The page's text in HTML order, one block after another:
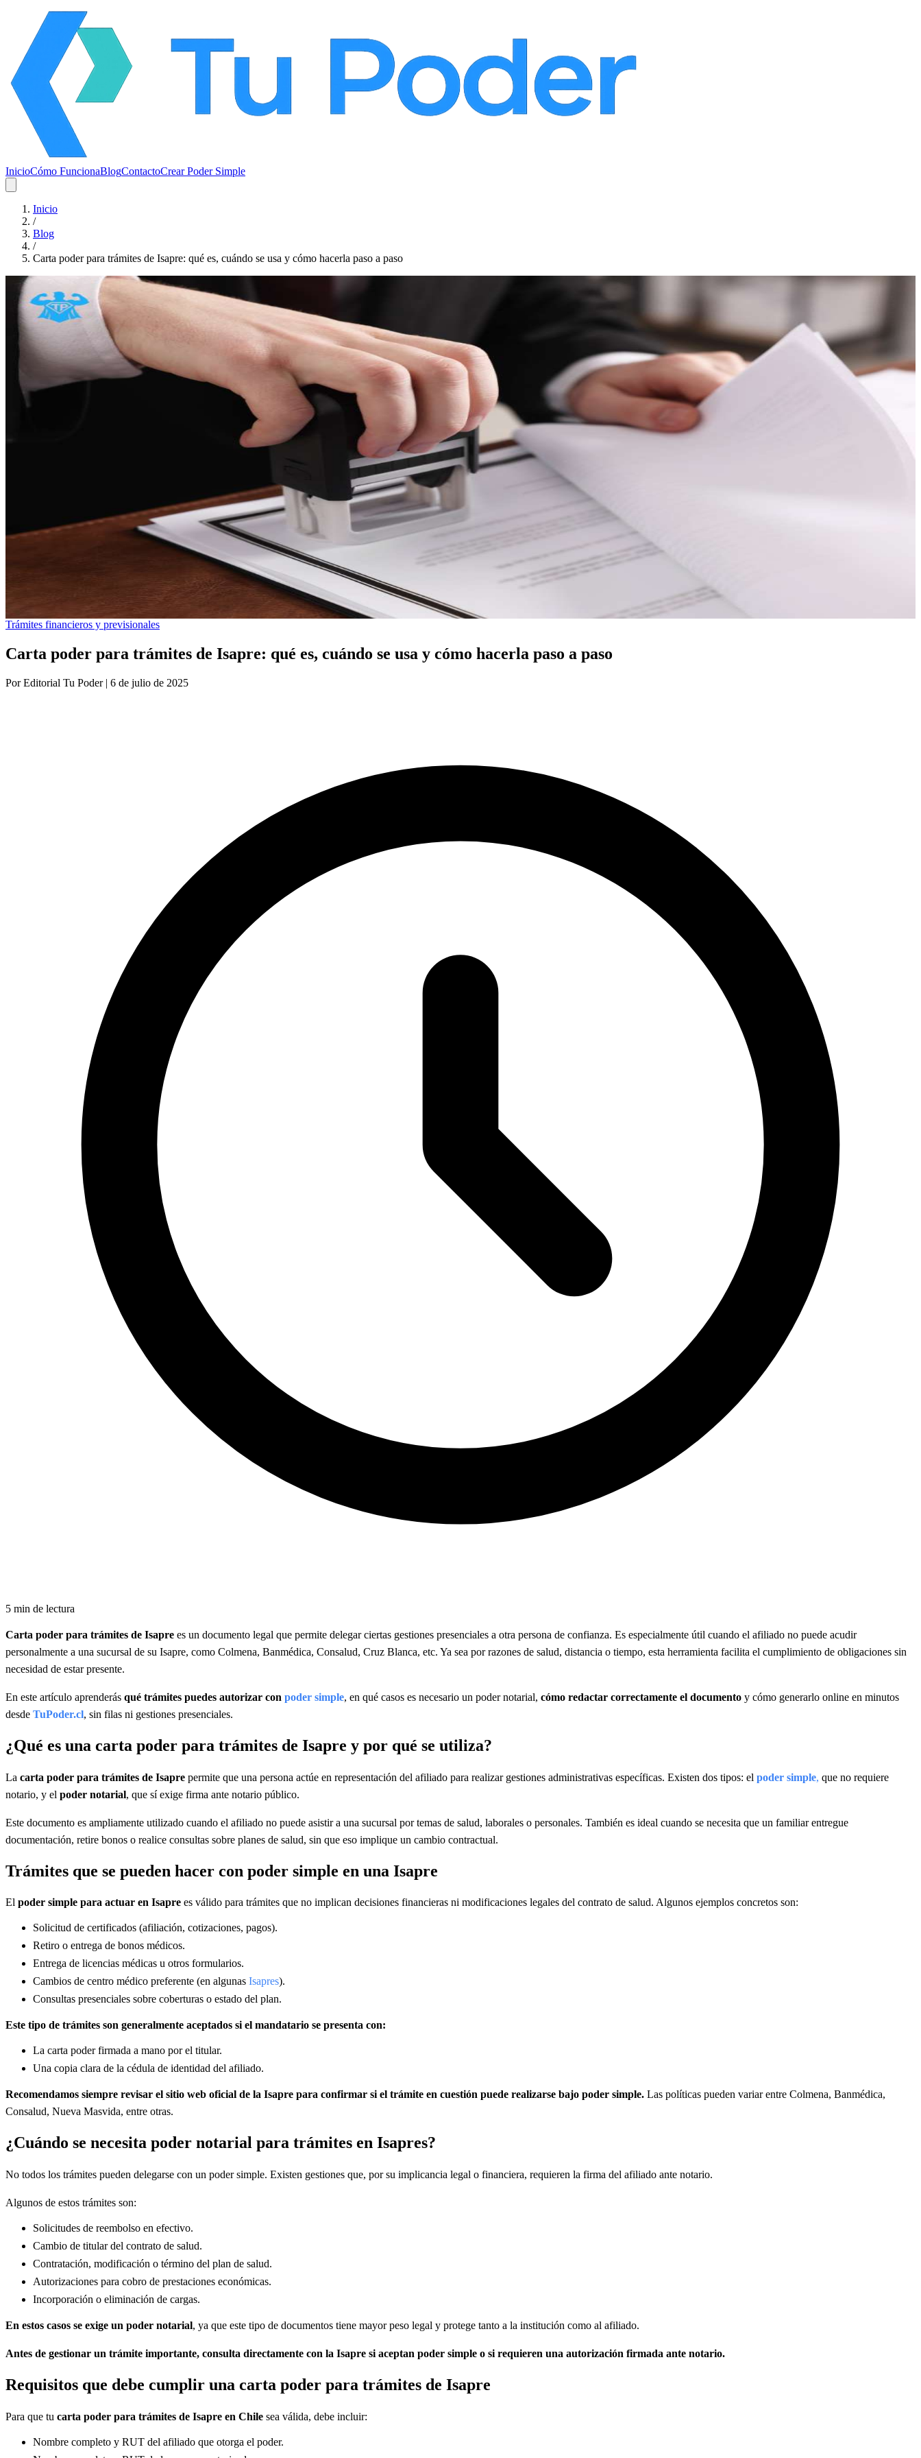
InicioCómo FuncionaBlogContactoCrear Poder Simple
Inicio
/
Blog
/
Carta poder para trámites de Isapre: qué es, cuándo se usa y cómo hacerla paso a paso
Trámites financieros y previsionales
Carta poder para trámites de Isapre: qué es, cuándo se usa y cómo hacerla paso a paso
PorEditorial Tu Poder| 6 de julio de 2025
5 min de lectura
Carta poder para trámites de Isapre es un documento legal que permite delegar ciertas gestiones presenciales a otra persona de confianza. Es especialmente útil cuando el afiliado no puede acudir
personalmente a una sucursal de su Isapre, como Colmena, Banmédica, Consalud, Cruz Blanca, etc. Ya sea por razones de salud, distancia o tiempo, esta herramienta facilita el cumplimiento de obligaciones sin
necesidad de estar presente.
En este artículo aprenderás qué trámites puedes autorizar con poder simple, en qué casos es necesario un poder notarial, cómo redactar correctamente el documento y cómo generarlo online en minutos
desde TuPoder.cl, sin filas ni gestiones presenciales.
¿Qué es una carta poder para trámites de Isapre y por qué se utiliza?
La carta poder para trámites de Isapre permite que una persona actúe en representación del afiliado para realizar gestiones administrativas específicas. Existen dos tipos: el poder simple, que no requiere
notario, y el poder notarial, que sí exige firma ante notario público.
Este documento es ampliamente utilizado cuando el afiliado no puede asistir a una sucursal por temas de salud, laborales o personales. También es ideal cuando se necesita que un familiar entregue
documentación, retire bonos o realice consultas sobre planes de salud, sin que eso implique un cambio contractual.
Trámites que se pueden hacer con poder simple en una Isapre
El poder simple para actuar en Isapre es válido para trámites que no implican decisiones financieras ni modificaciones legales del contrato de salud. Algunos ejemplos concretos son:
Solicitud de certificados (afiliación, cotizaciones, pagos).
Retiro o entrega de bonos médicos.
Entrega de licencias médicas u otros formularios.
Cambios de centro médico preferente (en algunas Isapres).
Consultas presenciales sobre coberturas o estado del plan.
Este tipo de trámites son generalmente aceptados si el mandatario se presenta con:
La carta poder firmada a mano por el titular.
Una copia clara de la cédula de identidad del afiliado.
Recomendamos siempre revisar el sitio web oficial de la Isapre para confirmar si el trámite en cuestión puede realizarse bajo poder simple. Las políticas pueden variar entre Colmena, Banmédica,
Consalud, Nueva Masvida, entre otras.
¿Cuándo se necesita poder notarial para trámites en Isapres?
No todos los trámites pueden delegarse con un poder simple. Existen gestiones que, por su implicancia legal o financiera, requieren la firma del afiliado ante notario.
Algunos de estos trámites son:
Solicitudes de reembolso en efectivo.
Cambio de titular del contrato de salud.
Contratación, modificación o término del plan de salud.
Autorizaciones para cobro de prestaciones económicas.
Incorporación o eliminación de cargas.
En estos casos se exige un poder notarial, ya que este tipo de documentos tiene mayor peso legal y protege tanto a la institución como al afiliado.
Antes de gestionar un trámite importante, consulta directamente con la Isapre si aceptan poder simple o si requieren una autorización firmada ante notario.
Requisitos que debe cumplir una carta poder para trámites de Isapre
Para que tu carta poder para trámites de Isapre en Chile sea válida, debe incluir:
Nombre completo y RUT del afiliado que otorga el poder.